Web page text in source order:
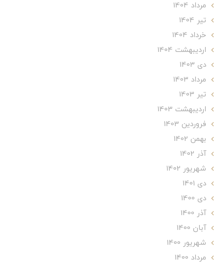
مرداد 1404
تير 1404
خرداد 1404
ارديبهشت 1404
دی 1403
مرداد 1403
تير 1403
ارديبهشت 1403
فروردین 1403
بهمن 1402
آذر 1402
شهریور 1402
دی 1401
دی 1400
آذر 1400
آبان 1400
شهریور 1400
مرداد 1400